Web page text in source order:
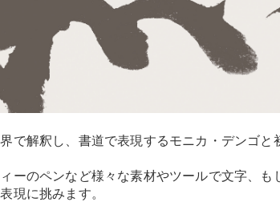
で解釈し、書道で表現するモニカ・デンゴ
ーのペンなど様々な素材やツールで文字、も
現に挑みます。